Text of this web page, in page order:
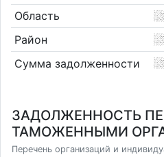
Область
Район
Сумма задолженности
ЗАДОЛЖЕННОСТЬ
ТАМОЖЕННЫМИ
Перечень организаций и